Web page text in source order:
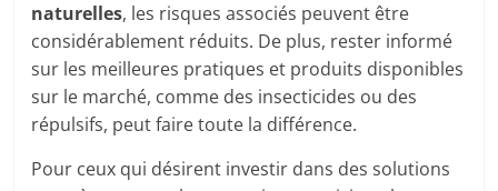
naturelles, les risques associés peuvent être
considérablement réduits. De plus, rester informé
sur les meilleures pratiques et produits disponibles
sur le marché, comme des insecticides ou des
répulsifs, peut faire toute la différence.
Pour ceux qui désirent investir dans des solutions